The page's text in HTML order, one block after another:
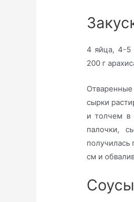
4 яйца, 4-5
200 г
сырки
и толчем в
палочки,
получилась
см и
Соусы